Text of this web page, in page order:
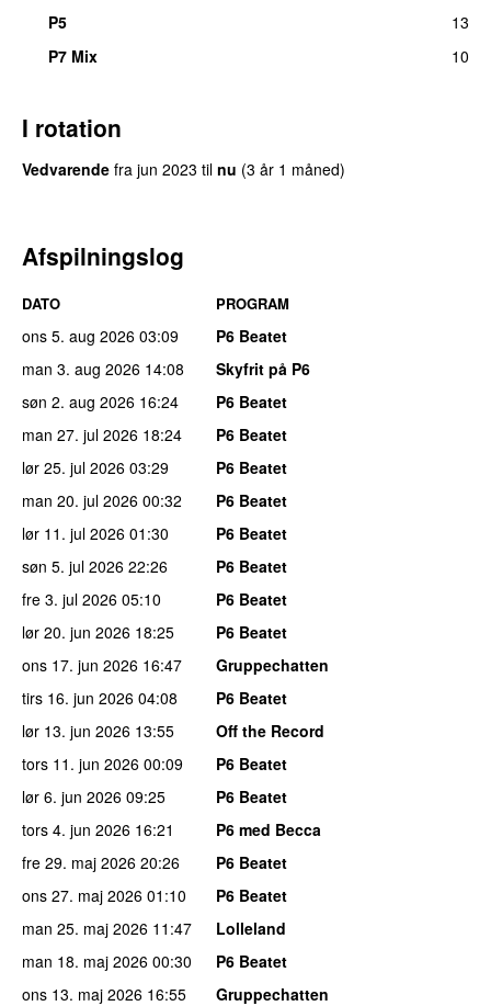
P5
13
P7 Mix
10
I rotation
Vedvarende fra jun 2023 til nu (3 år 1 måned)
Afspilningslog
DATO PROGRAM
ons 5. aug 2026 03:09
P6 Beatet
man 3. aug 2026 14:08
Skyfrit på P6
søn 2. aug 2026 16:24
P6 Beatet
man 27. jul 2026 18:24
P6 Beatet
lør 25. jul 2026 03:29
P6 Beatet
man 20. jul 2026 00:32
P6 Beatet
lør 11. jul 2026 01:30
P6 Beatet
søn 5. jul 2026 22:26
P6 Beatet
fre 3. jul 2026 05:10
P6 Beatet
lør 20. jun 2026 18:25
P6 Beatet
ons 17. jun 2026 16:47
Gruppechatten
tirs 16. jun 2026 04:08
P6 Beatet
lør 13. jun 2026 13:55
Off the Record
tors 11. jun 2026 00:09
P6 Beatet
lør 6. jun 2026 09:25
P6 Beatet
tors 4. jun 2026 16:21
P6 med Becca
fre 29. maj 2026 20:26
P6 Beatet
ons 27. maj 2026 01:10
P6 Beatet
man 25. maj 2026 11:47
Lolleland
man 18. maj 2026 00:30
P6 Beatet
ons 13. maj 2026 16:55
Gruppechatten